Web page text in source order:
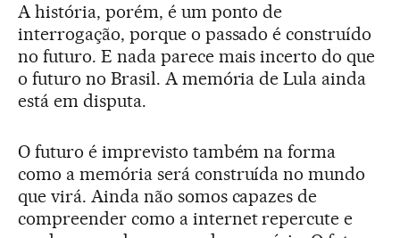
A história, porém, é um ponto de
interrogação, porque o passado é construído
no futuro. E nada parece mais incerto do que
o futuro no Brasil. A memória de Lula ainda
está em disputa.
O futuro é imprevisto também na forma
como a memória será construída no mundo
que virá. Ainda não somos capazes de
compreender como a internet repercute e